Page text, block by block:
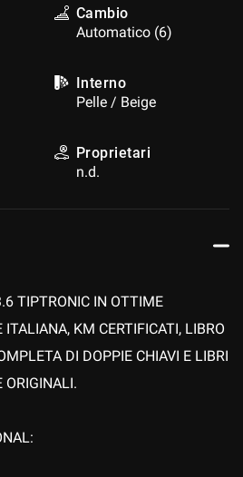
Cambio
Automatico (6)
Interno
Pelle / Beige
Proprietari
n.d.
TIPTRONIC IN OTTIME
ITALIANA, KM CERTIFICATI, LIBRO
DI DOPPIE CHIAVI E LIBRI
ORIGINALI.